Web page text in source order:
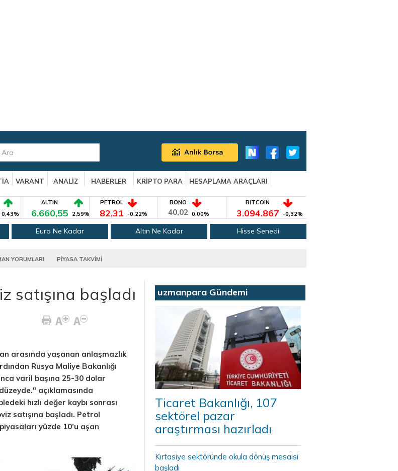
VARANT ANALİZ HABERLER KRİPTO PARA
HESAPLAMA ARAÇLARI
0,43%
ALTIN
6.660,55 2,59%
PETROL
82,31 -0,22%
BONO
40,02 0,00%
BITCOIN
3.094.867 -0,32%
Euro Ne Kadar Altın Ne Kadar Hisse Senedi
YORUMLARI PİYASA TAKVİMİ
satışına başladı
arasında yaşanan anlaşmazlık
Rusya Maliye Bakanlığı
varil başına 25-30 dolar
açıklamasında
hızlı değer kaybı sonrası
satışına başladı. Petrol
yüzde 10’u aşan
uzmanpara Gündemi
Ticaret Bakanlığı, 107
sektörel pazar
araştırması hazırladı
Kırtasiye sektöründe okula dönüş mesaisi
başladı